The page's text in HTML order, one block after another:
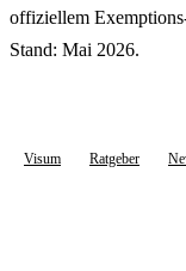
offiziellem
Stand: Mai 2026.
Visum Ratgeber